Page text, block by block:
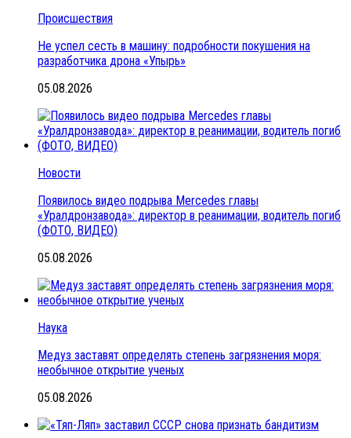
Происшествия
Не успел сесть в машину: подробности покушения на
разработчика дрона «Упырь»
05.08.2026
Новости
Появилось видео подрыва Mercedes главы
«Уралдронзавода»: директор в реанимации, водитель погиб
(ФОТО, ВИДЕО)
05.08.2026
Наука
Медуз заставят определять степень загрязнения моря:
необычное открытие ученых
05.08.2026